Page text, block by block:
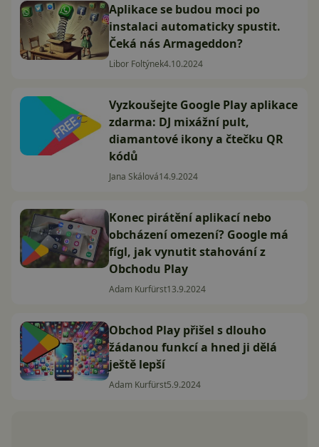
Aplikace se budou moci po
instalaci automaticky spustit.
Čeká nás Armageddon?
Libor Foltýnek4.10.2024
Vyzkoušejte Google Play aplikace
zdarma: DJ mixážní pult,
diamantové ikony a čtečku QR
kódů
Jana Skálová14.9.2024
Konec pirátění aplikací nebo
obcházení omezení? Google má
fígl, jak vynutit stahování z
Obchodu Play
Adam Kurfürst13.9.2024
Obchod Play přišel s dlouho
žádanou funkcí a hned ji dělá
ještě lepší
Adam Kurfürst5.9.2024